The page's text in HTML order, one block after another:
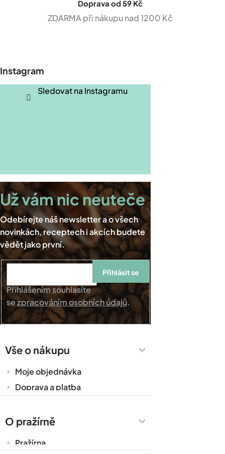
Doprava od 59 Kč
ZDARMA při nákupu nad 1200 Kč
a
t
Instagram
Sledovat na Instagramu
Přihlášením souhlasíte
sezpracováním osobních údajů.
Přihlásit se
Vše o nákupu
Moje objednávka
Doprava a platba
Zakázková výroba
Ochrana osobních údajů
O pražírně
Pražírna